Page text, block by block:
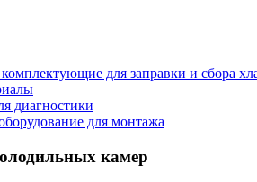
для заправки и сбора
диагностики
для монтажа
камер